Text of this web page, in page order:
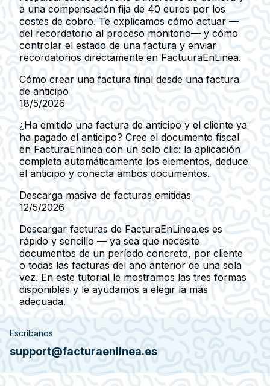
a una compensación fija de 40 euros por los
costes de cobro. Te explicamos cómo actuar —
del recordatorio al proceso monitorio— y cómo
controlar el estado de una factura y enviar
recordatorios directamente en FactuuraEnLinea.
Cómo crear una factura final desde una factura
de anticipo
18/5/2026
¿Ha emitido una factura de anticipo y el cliente ya
ha pagado el anticipo? Cree el documento fiscal
en FacturaEnlinea con un solo clic: la aplicación
completa automáticamente los elementos, deduce
el anticipo y conecta ambos documentos.
Descarga masiva de facturas emitidas
12/5/2026
Descargar facturas de FacturaEnLinea.es es
rápido y sencillo — ya sea que necesite
documentos de un período concreto, por cliente
o todas las facturas del año anterior de una sola
vez. En este tutorial le mostramos las tres formas
disponibles y le ayudamos a elegir la más
adecuada.
Escríbanos
support@facturaenlinea.es